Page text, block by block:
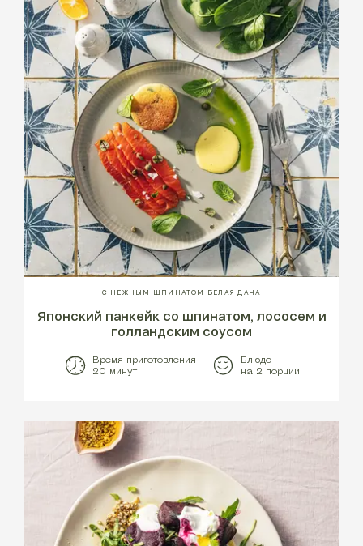
С НЕЖНЫМ ШПИНАТОМ БЕЛАЯ ДАЧА
Японский панкейк со шпинатом, лососем и
голландским соусом
Время приготовления
20 минут
Блюдо
на 2 порции